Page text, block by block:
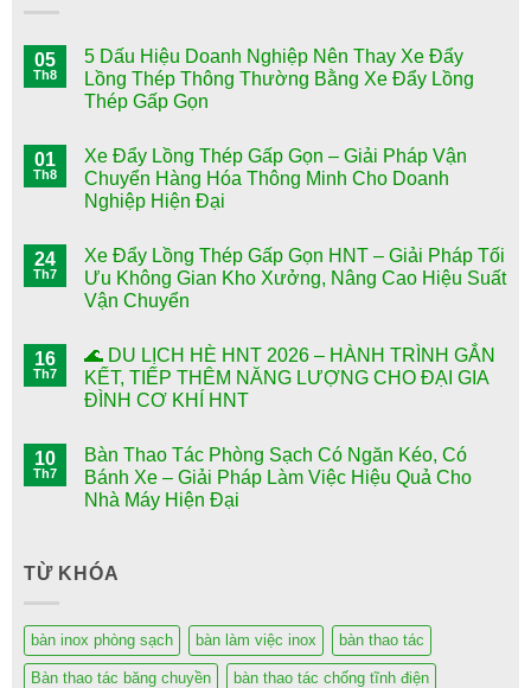
05
Th8
5 Dấu Hiệu Doanh Nghiệp Nên Thay Xe Đẩy
Lồng Thép Thông Thường Bằng Xe Đẩy Lồng
Thép Gấp Gọn
01
Th8
Xe Đẩy Lồng Thép Gấp Gọn – Giải Pháp Vận
Chuyển Hàng Hóa Thông Minh Cho Doanh
Nghiệp Hiện Đại
24
Th7
Xe Đẩy Lồng Thép Gấp Gọn HNT – Giải Pháp Tối
Ưu Không Gian Kho Xưởng, Nâng Cao Hiệu Suất
Vận Chuyển
16
Th7
🌊 DU LỊCH HÈ HNT 2026 – HÀNH TRÌNH GẮN
KẾT, TIẾP THÊM NĂNG LƯỢNG CHO ĐẠI GIA
ĐÌNH CƠ KHÍ HNT
10
Th7
Bàn Thao Tác Phòng Sạch Có Ngăn Kéo, Có
Bánh Xe – Giải Pháp Làm Việc Hiệu Quả Cho
Nhà Máy Hiện Đại
TỪ KHÓA
bàn inox phòng sạch bàn làm việc inox bàn thao tác
Bàn thao tác băng chuyền bàn thao tác chống tĩnh điện